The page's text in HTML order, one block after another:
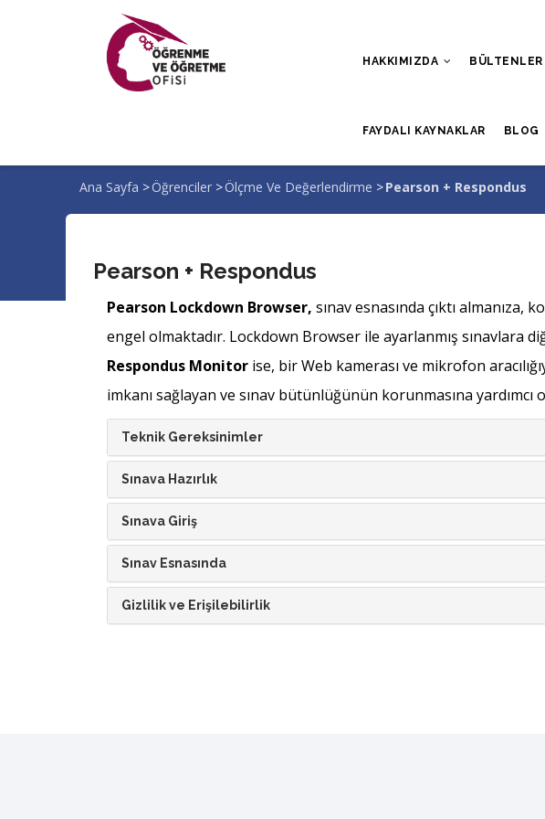
HAKKIMIZDA BÜLTENLER
FAYDALI KAYNAKLAR BLOG
Sayfa
Ana Sayfa >Öğrenciler >Ölçme Ve Değerlendirme >Pearson + Respondus
Pearson + Respondus
Pearson Lockdown Browser, sınav esnasında çıktı
engel olmaktadır. Lockdown Browser ile ayarlanmış sınavlara
Respondus Monitor ise, bir Web kamerası ve mikrofon
imkanı sağlayan ve sınav bütünlüğünün korunmasına yardımcı
Teknik Gereksinimler
Sınava Hazırlık
Sınava Giriş
Sınav Esnasında
Gizlilik ve Erişilebilirlik